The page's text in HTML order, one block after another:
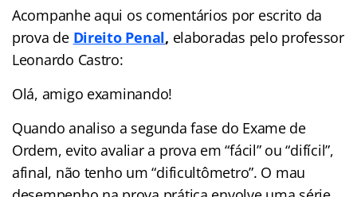
Acompanhe aqui os comentários por escrito da
prova de Direito Penal, elaboradas pelo professor
Leonardo Castro:
Olá, amigo examinando!
Quando analiso a segunda fase do Exame de
Ordem, evito avaliar a prova em “fácil” ou “difícil”,
afinal, não tenho um “dificultômetro”. O mau